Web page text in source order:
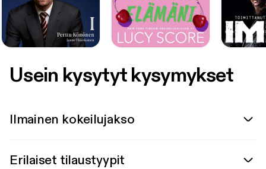
Usein kysytyt kysymykset
Ilmainen kokeilujakso
Erilaiset tilaustyypit